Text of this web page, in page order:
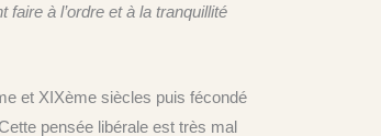
à l’ordre et à la tranquillité
et XIXème siècles puis fécondé
pensée libérale est très mal